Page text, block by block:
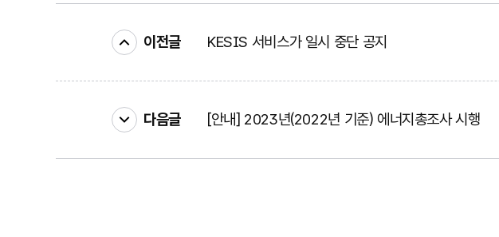
이전글 KESIS 서비스가 일시 중단 공지
다음글 [안내] 2023년(2022년 기준) 에너지총조사 시행